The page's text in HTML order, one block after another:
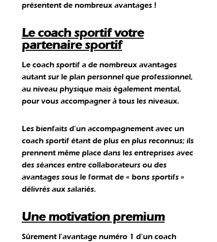
présentent de nombreux avantages !
Le coach sportif votre
partenaire sportif
Le coach sportif a de nombreux avantages
autant sur le plan personnel que professionnel,
au niveau physique mais également mental,
pour vous accompagner à tous les niveaux.
Les bienfaits d’un accompagnement avec un
coach sportif étant de plus en plus reconnus; ils
prennent même place dans les entreprises avec
des séances entre collaborateurs ou des
avantages sous le format de « bons sportifs »
délivrés aux salariés.
Une motivation premium
Sûrement l’avantage numéro 1 d’un coach